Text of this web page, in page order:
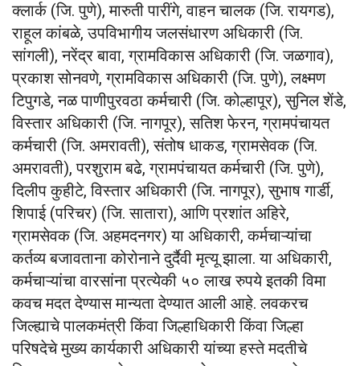
क्लार्क (जि. पुणे), मारुती पारींगे, वाहन चालक (जि. रायगड),
राहूल कांबळे, उपविभागीय जलसंधारण अधिकारी (जि.
सांगली), नरेंद्र बावा, ग्रामविकास अधिकारी (जि. जळगाव),
प्रकाश सोनवणे, ग्रामविकास अधिकारी (जि. पुणे), लक्ष्मण
टिपुगडे, नळ पाणीपुरवठा कर्मचारी (जि. कोल्हापूर), सुनिल शेंडे,
विस्तार अधिकारी (जि. नागपूर), सतिश फेरन, ग्रामपंचायत
कर्मचारी (जि. अमरावती), संतोष धाकड, ग्रामसेवक (जि.
अमरावती), परशुराम बढे, ग्रामपंचायत कर्मचारी (जि. पुणे),
दिलीप कुहीटे, विस्तार अधिकारी (जि. नागपूर), सुभाष गार्डी,
शिपाई (परिचर) (जि. सातारा), आणि प्रशांत अहिरे,
ग्रामसेवक (जि. अहमदनगर) या अधिकारी, कर्मचाऱ्यांचा
कर्तव्य बजावताना कोरोनाने दुर्दैवी मृत्यू झाला. या अधिकारी,
कर्मचाऱ्यांचा वारसांना प्रत्येकी ५० लाख रुपये इतकी विमा
कवच मदत देण्यास मान्यता देण्यात आली आहे. लवकरच
जिल्ह्याचे पालकमंत्री किंवा जिल्हाधिकारी किंवा जिल्हा
परिषदेचे मुख्य कार्यकारी अधिकारी यांच्या हस्ते मदतीचे